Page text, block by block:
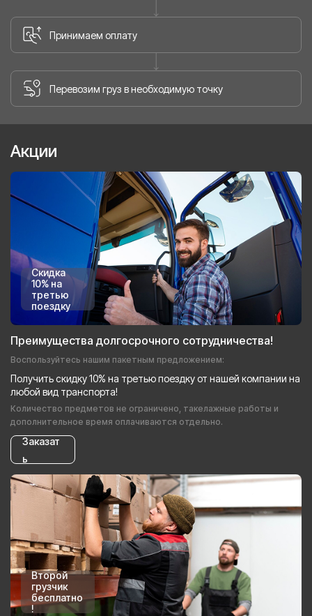
Принимаем оплату
Перевозим груз в необходимую точку
Акции
Скидка
10% на
третью
поездку
Преимущества долгосрочного сотрудничества!
Воспользуйтесь нашим пакетным предложением:
Получить скидку 10% на третью поездку от нашей компании на
любой вид транспорта!
Количество предметов не ограничено, такелажные работы и
дополнительное время оплачиваются отдельно.
Заказат
ь
Второй
грузчик
бесплатно
!